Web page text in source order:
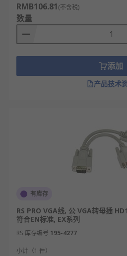
RMB106.81(不含税)
数量
添加
产品技术
有库存
RS PRO VGA线, 公 VGA转母插
符合EN标准, EX系列
RS 库存编号 195-4277
小计（1 件）